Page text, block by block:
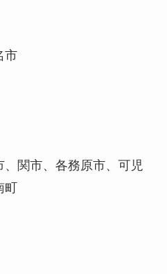
市
関市、各務原市、可児